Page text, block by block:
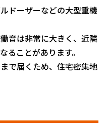
ドーザーなどの大型重機
音は非常に大きく、近隣
ることがあります。
で届くため、住宅密集地